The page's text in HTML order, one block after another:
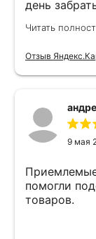
день забрать,
Читать
Отзыв
9 мая
помогли
товаров.